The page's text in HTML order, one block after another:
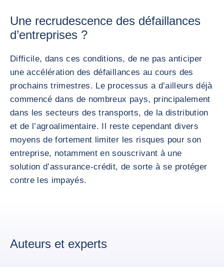
Une recrudescence des défaillances
d’entreprises ?
Difficile, dans ces conditions, de ne pas anticiper
une accélération des défaillances au cours des
prochains trimestres. Le processus a d’ailleurs déjà
commencé dans de nombreux pays, principalement
dans les secteurs des transports, de la distribution
et de l’agroalimentaire. Il reste cependant divers
moyens de fortement limiter les risques pour son
entreprise, notamment en souscrivant à une
solution d’assurance-crédit, de sorte à se protéger
contre les impayés.
Auteurs et experts